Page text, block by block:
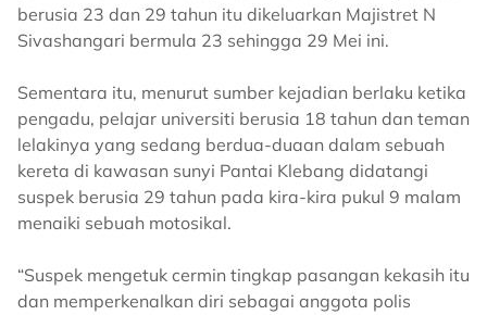
berusia 23 dan 29 tahun itu dikeluarkan Majistret N
Sivashangari bermula 23 sehingga 29 Mei ini.
Sementara itu, menurut sumber kejadian berlaku ketika
pengadu, pelajar universiti berusia 18 tahun dan teman
lelakinya yang sedang berdua-duaan dalam sebuah
kereta di kawasan sunyi Pantai Klebang didatangi
suspek berusia 29 tahun pada kira-kira pukul 9 malam
menaiki sebuah motosikal.
“Suspek mengetuk cermin tingkap pasangan kekasih itu
dan memperkenalkan diri sebagai anggota polis